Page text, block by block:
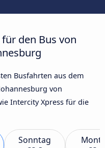
den Bus von
Busfahrten aus dem
von
Intercity Xpress für die
Sonntag